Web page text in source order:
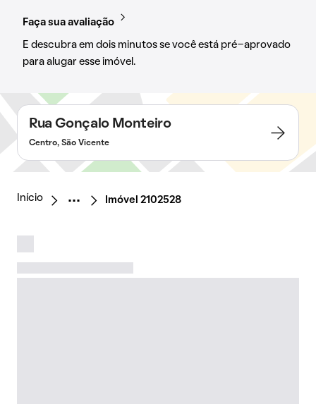
Faça sua avaliação
E descubra em dois minutos se você está pré-aprovado
para alugar esse imóvel.
Rua Gonçalo Monteiro
Centro, São Vicente
Início Imóvel 2102528